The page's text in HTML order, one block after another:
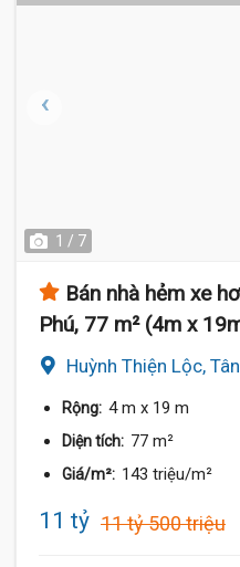
1 / 7
Bán nhà hẻm xe
Phú, 77 m² (4m x
Huỳnh Thiện Lộc,
Rộng: 4 m x 19 m
Diện tích: 77 m²
Giá/m²: 143 triệu/m²
11 tỷ 11 tỷ 500 triệu